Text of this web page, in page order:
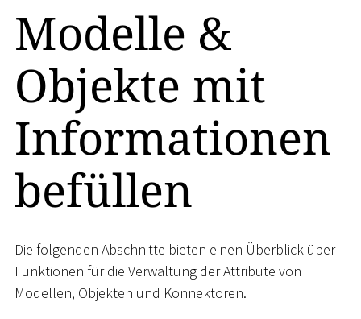
Modelle &
Objekte mit
Informationen
befüllen
Die folgenden Abschnitte bieten einen Überblick über
Funktionen für die Verwaltung der Attribute von
Modellen, Objekten und Konnektoren.